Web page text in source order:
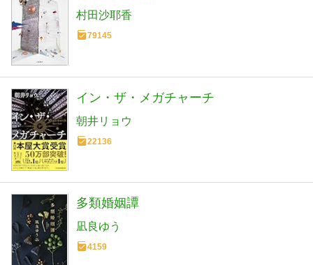
村田沙耶香
79145
イン・ザ・メガチャーチ
朝井リョウ
22136
多類婚姻譚
凪良ゆう
4159